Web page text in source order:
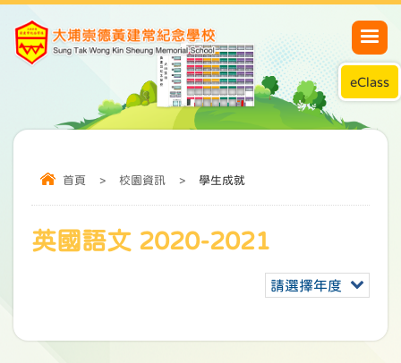
eClass
首頁 > 校園資訊 > 學生成就
英國語文 2020-2021
請選擇年度